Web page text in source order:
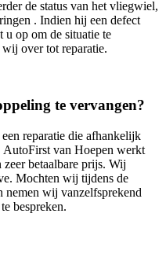
de status van het vliegwiel,
. Indien hij een defect
u op om de situatie te
over tot reparatie.
te vervangen?
reparatie die afhankelijk
AutoFirst van Hoepen werkt
betaalbare prijs. Wij
Mochten wij tijdens de
nemen wij vanzelfsprekend
bespreken.